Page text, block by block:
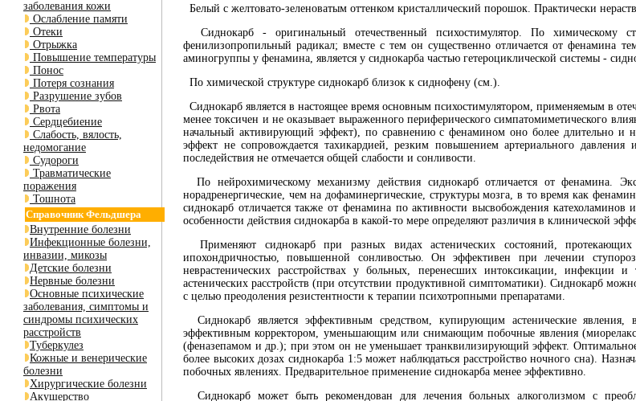
заболевания кожи
Ослабление памяти
Отеки
Отрыжка
Повышение температуры
Понос
Потеря сознания
Разрушение зубов
Рвота
Сердцебиение
Слабость, вялость,
недомогание
Судороги
Травматические
поражения
Тошнота
Справочник Фельдшера
Внутренние болезни
Инфекционные болезни,
инвазии, микозы
Детские болезни
Нервные болезни
Основные психические
заболевания, симптомы и
синдромы психических
расстройств
Туберкулез
Кожные и венерические
болезни
Хирургические болезни
Акушерство
Белый с желтовато-зеленоватым оттенком кристаллический порошок. Практически
Сиднокарб - оригинальный отечественный психостимулятор. По химическому
фенилизопропильный радикал; вместе с тем он существенно отличается от фенамина
аминогруппы у фенамина, является у сиднокарба частью гетероциклической системы -
По химической структуре сиднокарб близок к сиднофену (см.).
Сиднокарб является в настоящее время основным психостимулятором, применяемым в
менее токсичен и не оказывает выраженного периферического симпатомиметического
начальный активирующий эффект), по сравнению с фенамином оно более длительно и
эффект не сопровождается тахикардией, резким повышением артериального
последействия не отмечается общей слабости и сонливости.
По нейрохимическому механизму действия сиднокарб отличается от фенамина.
норадренергические, чем на дофаминергические, структуры мозга, в то время как
сиднокарб отличается также от фенамина по активности высвобождения
особенности действия сиднокарба в какой-то мере определяют различия в клинической
Применяют сиднокарб при разных видах астенических состояний, протекающих
ипохондричностью, повышенной сонливостью. Он эффективен при лечении
неврастенических расстройствах у больных, перенесших интоксикации,
астенических расстройств (при отсутствии продуктивной симптоматики). Сиднокарб
с целью преодоления резистентности к терапии психотропными препаратами.
Сиднокарб является эффективным средством, купирующим астенические
эффективным корректором, уменьшающим или снимающим побочные явления
(феназепамом и др.); при этом он не уменьшает транквилизирующий эффект.
более высоких дозах сиднокарба 1:5 может наблюдаться расстройство ночного сна).
побочных явлениях. Предварительное применение сиднокарба менее эффективно.
Сиднокарб может быть рекомендован для лечения больных алкоголизмом с